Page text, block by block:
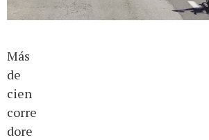
Más
de
cien
corre
dore